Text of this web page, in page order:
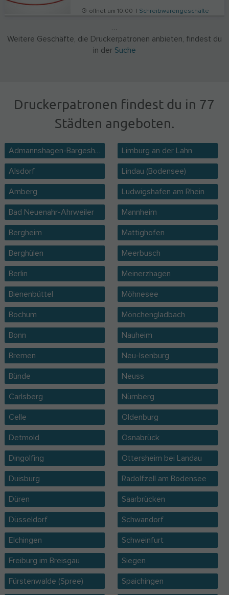
öffnet um 10:00 | Schreibwarengeschäfte
…
Weitere Geschäfte, die Druckerpatronen anbieten, findest du
in der Suche
Druckerpatronen findest du in 77
Städten angeboten.
Admannshagen-Bargeshagen
Alsdorf
Amberg
Bad Neuenahr-Ahrweiler
Bergheim
Berghülen
Berlin
Bienenbüttel
Bochum
Bonn
Bremen
Bünde
Carlsberg
Celle
Detmold
Dingolfing
Duisburg
Düren
Düsseldorf
Elchingen
Freiburg im Breisgau
Fürstenwalde (Spree)
Limburg an der Lahn
Lindau (Bodensee)
Ludwigshafen am Rhein
Mannheim
Mattighofen
Meerbusch
Meinerzhagen
Möhnesee
Mönchengladbach
Nauheim
Neu-Isenburg
Neuss
Nürnberg
Oldenburg
Osnabrück
Ottersheim bei Landau
Radolfzell am Bodensee
Saarbrücken
Schwandorf
Schweinfurt
Siegen
Spaichingen